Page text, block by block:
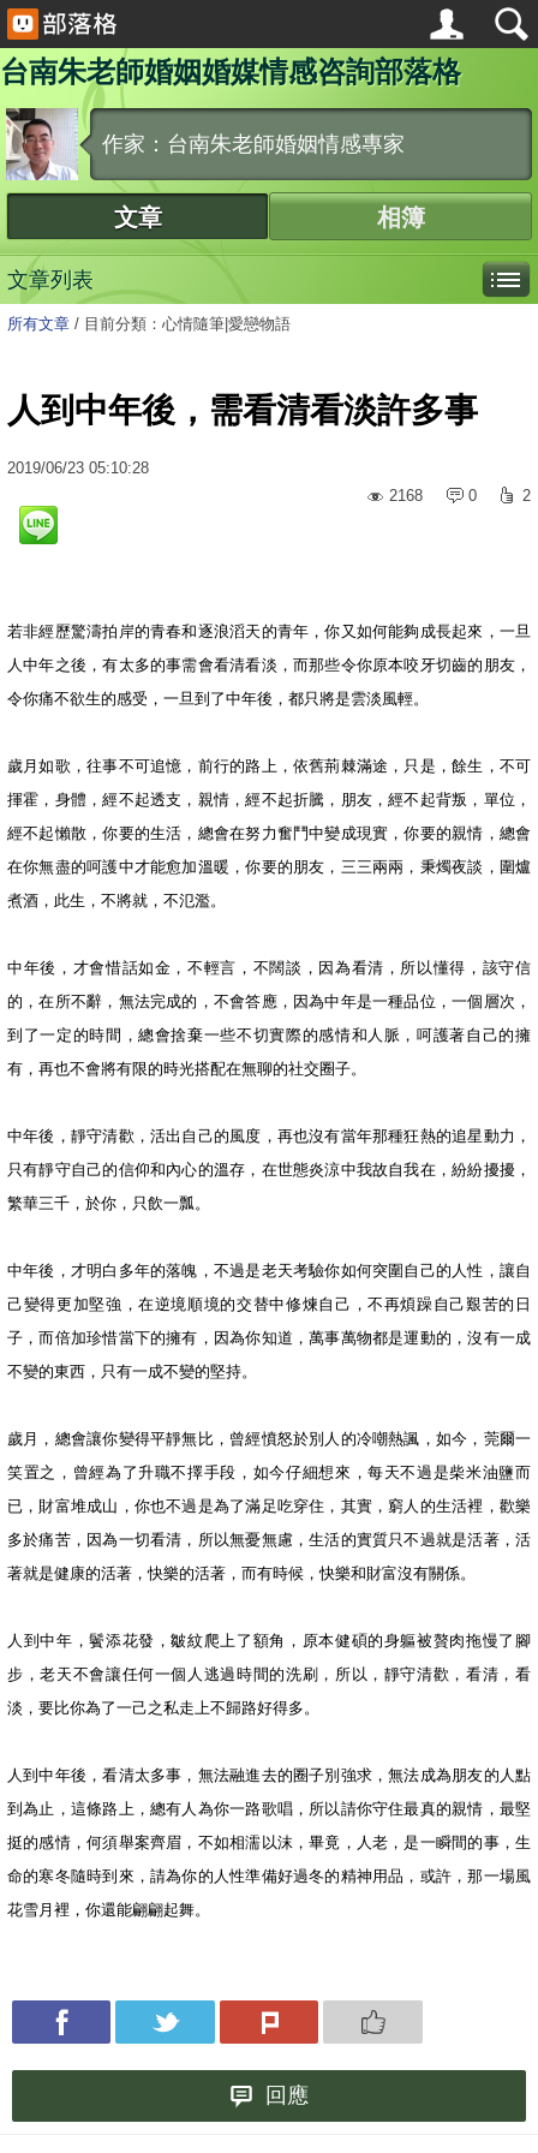
台南朱老師婚姻婚媒情感咨詢部落格
作家：台南朱老師婚姻情感專家
文章 相簿
文章列表
所有文章 / 目前分類：心情隨筆|愛戀物語
人到中年後，需看清看淡許多事
2019/06/23 05:10:28
2168
0 2
若非經歷驚濤拍岸的青春和逐浪滔天的青年，你又如何能夠成長起來，一旦
人中年之後，有太多的事需會看清看淡，而那些令你原本咬牙切齒的朋友，
令你痛不欲生的感受，一旦到了中年後，都只將是雲淡風輕。
歲月如歌，往事不可追憶，前行的路上，依舊荊棘滿途，只是，餘生，不可
揮霍，身體，經不起透支，親情，經不起折騰，朋友，經不起背叛，單位，
經不起懶散，你要的生活，總會在努力奮鬥中變成現實，你要的親情，總會
在你無盡的呵護中才能愈加溫暖，你要的朋友，三三兩兩，秉燭夜談，圍爐
煮酒，此生，不將就，不氾濫。
中年後，才會惜話如金，不輕言，不闊談，因為看清，所以懂得，該守信
的，在所不辭，無法完成的，不會答應，因為中年是一種品位，一個層次，
到了一定的時間，總會捨棄一些不切實際的感情和人脈，呵護著自己的擁
有，再也不會將有限的時光搭配在無聊的社交圈子。
中年後，靜守清歡，活出自己的風度，再也沒有當年那種狂熱的追星動力，
只有靜守自己的信仰和內心的溫存，在世態炎涼中我故自我在，紛紛擾擾，
繁華三千，於你，只飲一瓢。
中年後，才明白多年的落魄，不過是老天考驗你如何突圍自己的人性，讓自
己變得更加堅強，在逆境順境的交替中修煉自己，不再煩躁自己艱苦的日
子，而倍加珍惜當下的擁有，因為你知道，萬事萬物都是運動的，沒有一成
不變的東西，只有一成不變的堅持。
歲月，總會讓你變得平靜無比，曾經憤怒於別人的冷嘲熱諷，如今，莞爾一
笑置之，曾經為了升職不擇手段，如今仔細想來，每天不過是柴米油鹽而
已，財富堆成山，你也不過是為了滿足吃穿住，其實，窮人的生活裡，歡樂
多於痛苦，因為一切看清，所以無憂無慮，生活的實質只不過就是活著，活
著就是健康的活著，快樂的活著，而有時候，快樂和財富沒有關係。
人到中年，鬢添花發，皺紋爬上了額角，原本健碩的身軀被贅肉拖慢了腳
步，老天不會讓任何一個人逃過時間的洗刷，所以，靜守清歡，看清，看
淡，要比你為了一己之私走上不歸路好得多。
人到中年後，看清太多事，無法融進去的圈子別強求，無法成為朋友的人點
到為止，這條路上，總有人為你一路歌唱，所以請你守住最真的親情，最堅
挺的感情，何須舉案齊眉，不如相濡以沫，畢竟，人老，是一瞬間的事，生
命的寒冬隨時到來，請為你的人性準備好過冬的精神用品，或許，那一場風
花雪月裡，你還能翩翩起舞。
回應